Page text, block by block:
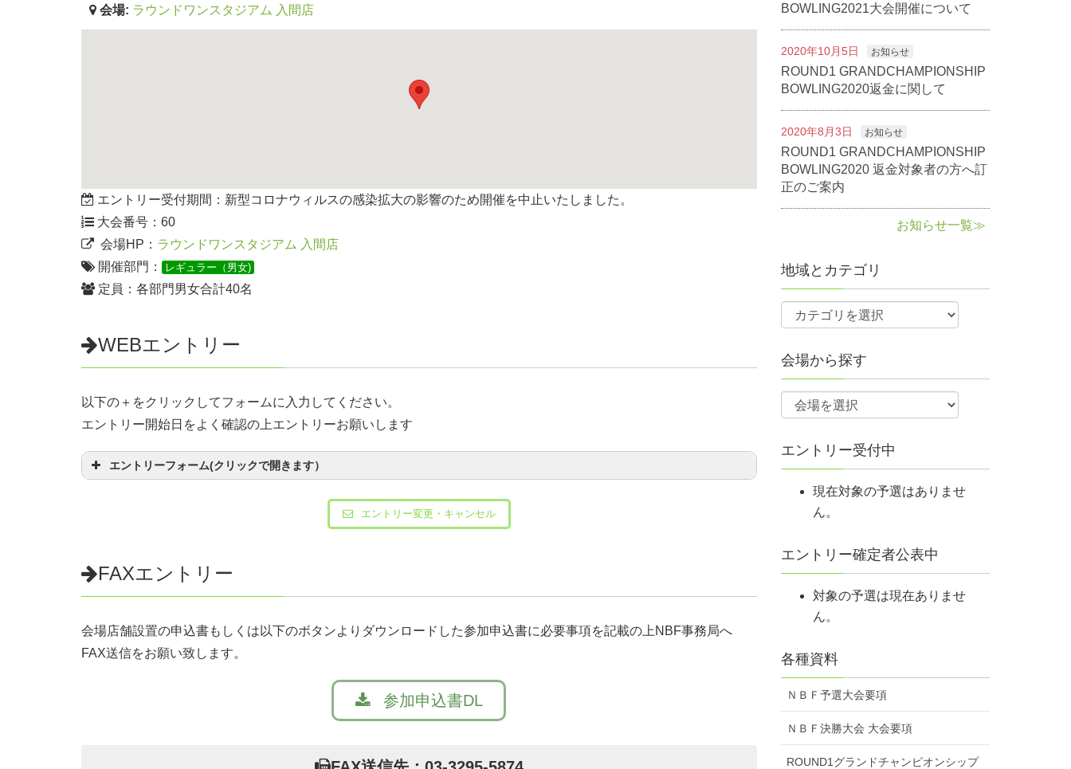
会場: ラウンドワンスタジアム 入間店
エントリー受付期間：新型コロナウィルスの感染拡大の影響のため開催を中止いたしました。
大会番号：60
会場HP： ラウンドワンスタジアム 入間店
開催部門：
レギュラー（男女)
定員：各部門男女合計40名
WEBエントリー
以下の＋をクリックしてフォームに入力してください。
エントリー開始日をよく確認の上エントリーお願いします
エントリーフォーム(クリックで開きます）
（必須）
（必須）(ie等カレンダーが表示しない場合はyy-mm-ddの形でハイフン区切りで入力願います）
エントリー変更・キャンセル
FAXエントリー
会場店舗設置の申込書もしくは以下のボタンよりダウンロードした参加申込書に必要事項を記載の上NBF事務局へ
FAX送信をお願い致します。
参加申込書DL
BOWLING2021大会開催について
2020年10月5日 お知らせ
ROUND1 GRANDCHAMPIONSHIP
BOWLING2020返金に関して
2020年8月3日 お知らせ
ROUND1 GRANDCHAMPIONSHIP
BOWLING2020 返金対象者の方へ訂
正のご案内
お知らせ一覧≫
地域とカテゴリ
会場から探す
エントリー受付中
現在対象の予選はありませ
ん。
エントリー確定者公表中
対象の予選は現在ありませ
ん。
各種資料
ＮＢＦ予選大会要項
ＮＢＦ決勝大会 大会要項
ROUND1グランドチャンピオンシップ